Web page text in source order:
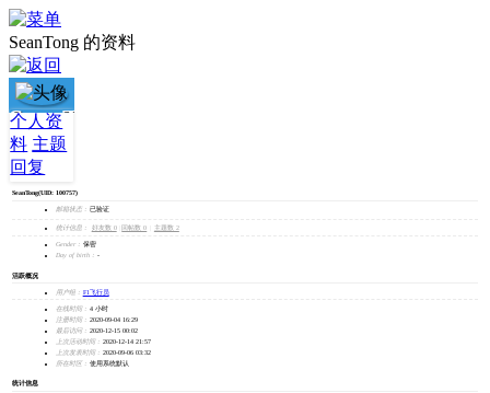
SeanTong 的资料
SeanTong
个人资
料 主题
回复
SeanTong(UID: 100757)
邮箱状态： 已验证
统计信息： 好友数 0 回帖数 0 主题数 2
Gender： 保密
Day of birth： -
活跃概况
用户组： F1飞行员
在线时间： 4 小时
注册时间： 2020-09-04 16:29
最后访问： 2020-12-15 00:02
上次活动时间： 2020-12-14 21:57
上次发表时间： 2020-09-06 03:32
所在时区： 使用系统默认
统计信息